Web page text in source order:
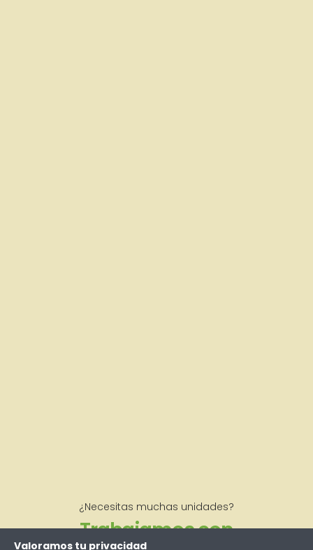
¿Necesitas muchas unidades?
Trabajamos con
Valoramos tu privacidad